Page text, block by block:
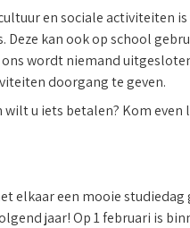
en sociale activiteiten
Deze kan ook op school
wordt niemand
doorgang te geven.
wilt u iets betalen? Kom
elkaar een mooie
jaar! Op 1 februari is